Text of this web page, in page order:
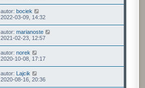
autor: bociek
2022-03-09, 14:32
autor: marianoste
2021-02-23, 12:57
autor: norek
2020-10-08, 17:17
autor: Lajcik
2020-08-16, 20:36